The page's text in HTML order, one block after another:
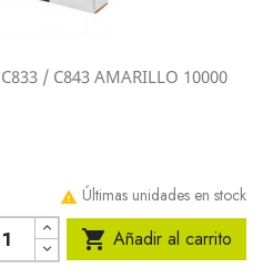
/ C843 AMARILLO 10000
 Últimas unidades en stock
 Añadir al carrito